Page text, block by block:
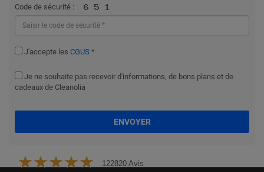
Code de sécurité :
J'accepte les CGUS *
Je ne souhaite pas recevoir d'informations, de bons plans et de
cadeaux de Cleanolia
ENVOYER
122820 Avis